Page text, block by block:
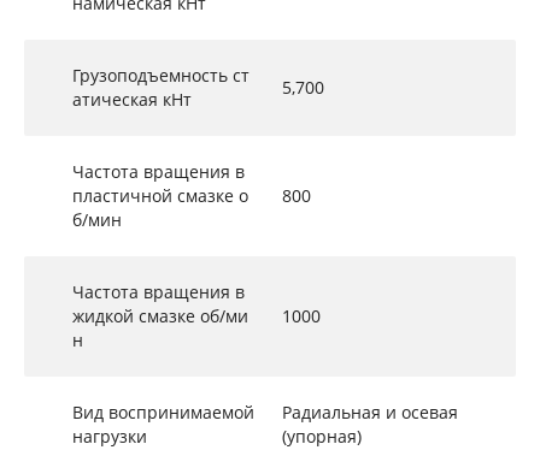
Грузоподъемность ст
атическая кНт
5,700
Частота вращения в
пластичной смазке о
б/мин
800
Частота вращения в
жидкой смазке об/ми
н
1000
Вид воспринимаемой
нагрузки
Радиальная и осевая
(упорная)